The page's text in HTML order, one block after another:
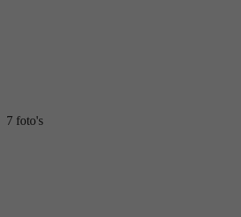
7 foto's